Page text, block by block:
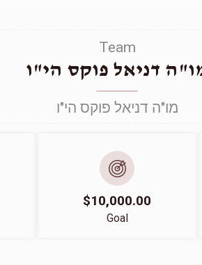
Team
דניאל פוקס הי"ו
מו"ה דניאל פוקס הי"ו
$10,000.00
Goal